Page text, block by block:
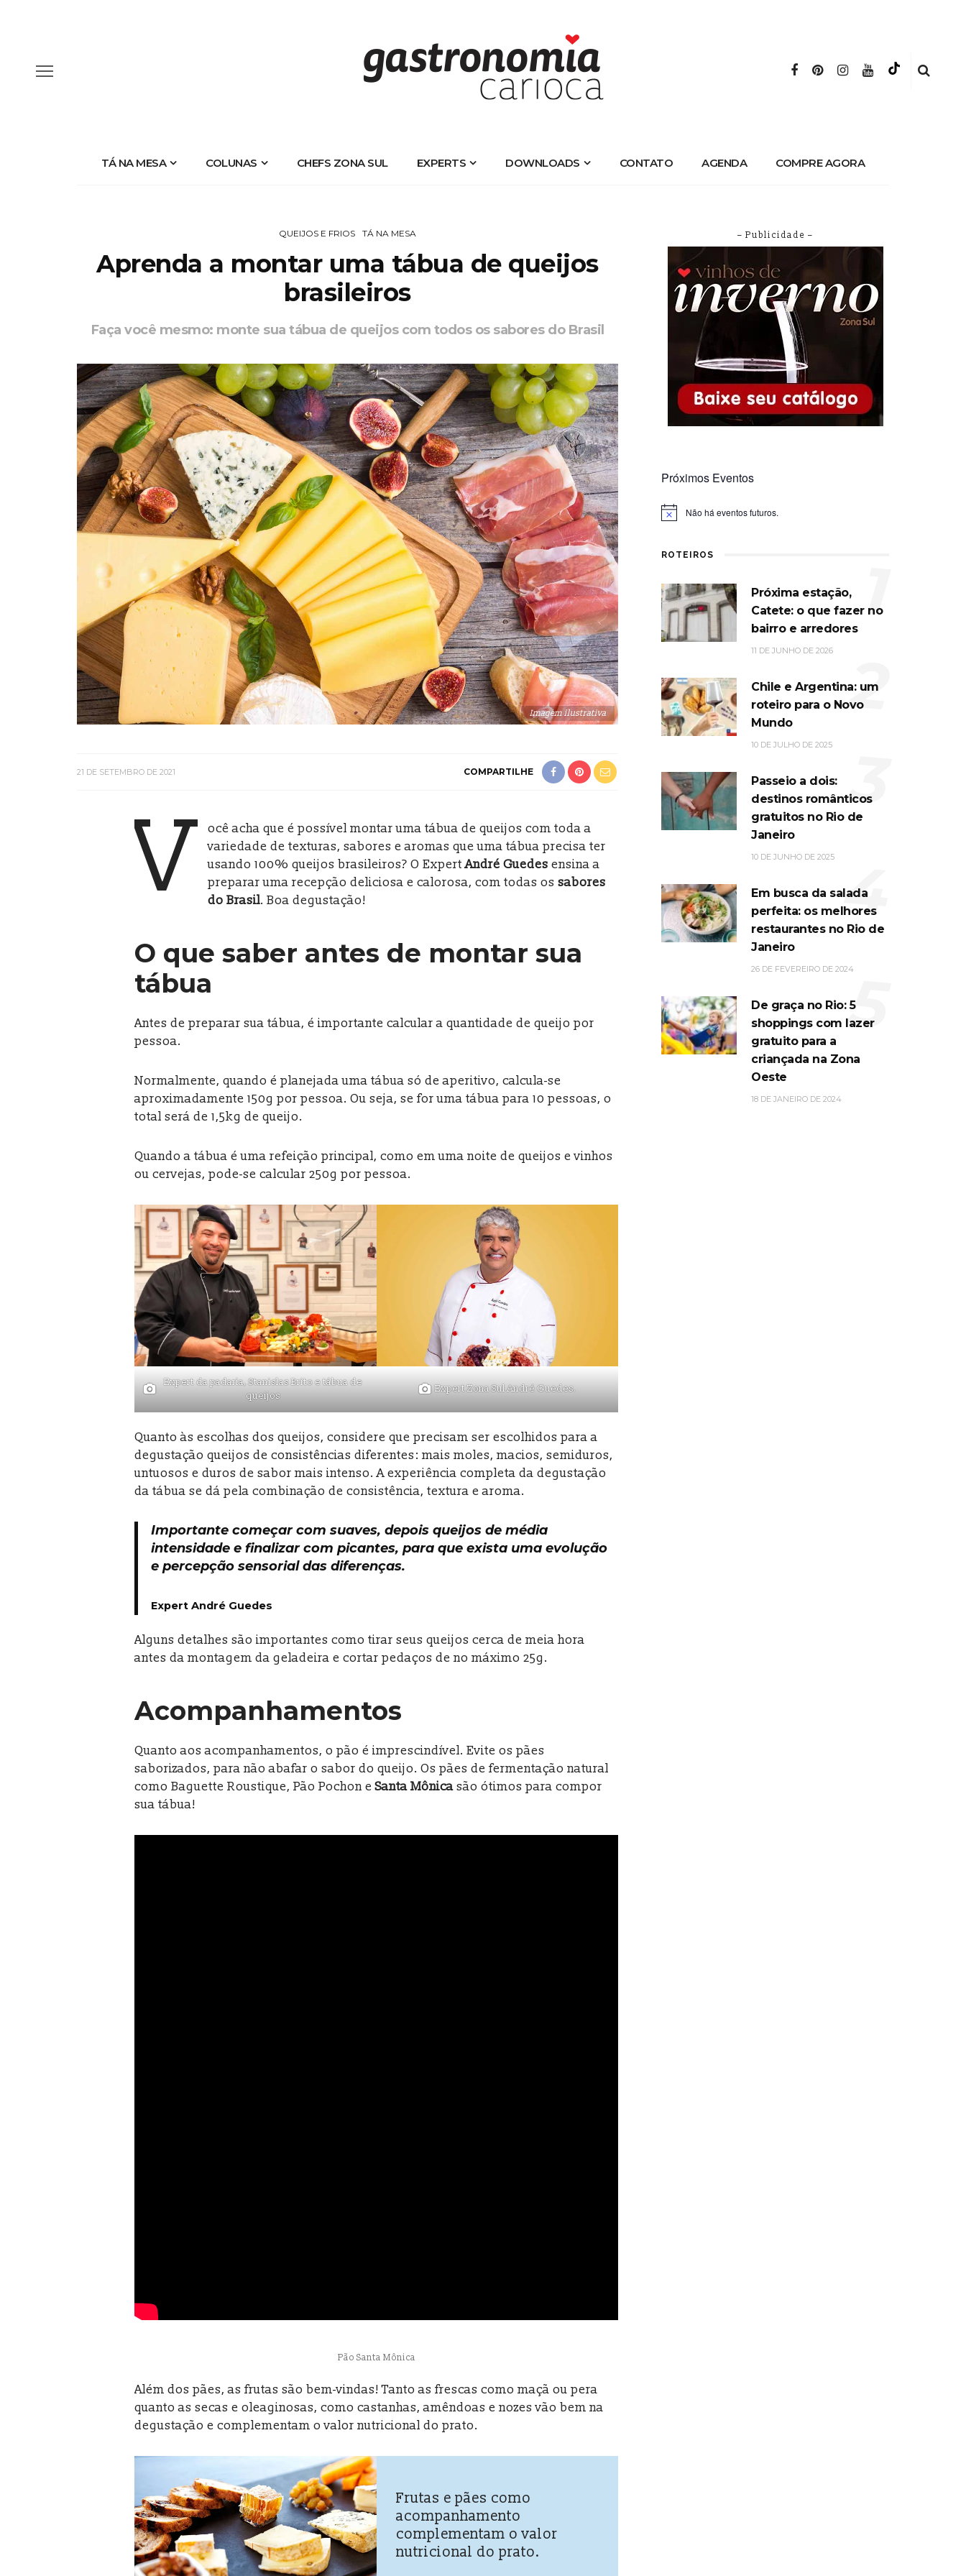
TÁ NA MESA COLUNAS CHEFS ZONA SUL EXPERTS DOWNLOADS CONTATO AGENDA COMPRE AGORA
QUEIJOS E FRIOS TÁ NA MESA
Aprenda a montar uma tábua de queijos
brasileiros
Faça você mesmo: monte sua tábua de queijos com todos os sabores do Brasil
Imagem ilustrativa
21 DE SETEMBRO DE 2021 COMPARTILHE
V
ocê acha que é possível montar uma tábua de queijos com toda a
variedade de texturas, sabores e aromas que uma tábua precisa ter
usando 100% queijos brasileiros? O ExpertAndré Guedes ensina a
preparar uma recepção deliciosa e calorosa, com todas ossabores
do Brasil. Boa degustação!
O que saber antes de montar sua
tábua
Antes de preparar sua tábua, é importante calcular a quantidade de queijo por
pessoa.
Normalmente, quando é planejada uma tábua só de aperitivo, calcula-se
aproximadamente 150g por pessoa. Ou seja, se for uma tábua para 10 pessoas, o
total será de 1,5kg de queijo.
Quando a tábua é uma refeição principal, como em uma noite de queijos e vinhos
ou cervejas, pode-se calcular 250g por pessoa.
Expert da padaria, Stanislas Brito e tábua de
queijos
Expert Zona Sul André Guedes.
Quanto às escolhas dos queijos, considere que precisam ser escolhidos para a
degustação queijos de consistências diferentes: mais moles, macios, semiduros,
untuosos e duros de sabor mais intenso. A experiência completa da degustação
da tábua se dá pela combinação de consistência, textura e aroma.
Importante começar com suaves, depois queijos de média
intensidade e finalizar com picantes, para que exista uma evolução
e percepção sensorial das diferenças.
Expert André Guedes
Alguns detalhes são importantes como tirar seus queijos cerca de meia hora
antes da montagem da geladeira e cortar pedaços de no máximo 25g.
Acompanhamentos
Quanto aos acompanhamentos, o pão é imprescindível. Evite os pães
saborizados, para não abafar o sabor do queijo. Os pães de fermentação natural
como Baguette Roustique, Pão Pochon eSanta Mônicasão ótimos para compor
sua tábua!
Pão Santa Mônica
Além dos pães, as frutas são bem-vindas! Tanto as frescas como maçã ou pera
quanto as secas e oleaginosas, como castanhas, amêndoas e nozes vão bem na
degustação e complementam o valor nutricional do prato.
Frutas e pães como
acompanhamento
complementam o valor
nutricional do prato.
– Publicidade –
Próximos Eventos
Notice Não há eventos futuros.
ROTEIROS
Próxima estação,
Catete: o que fazer no
bairro e arredores
11 DE JUNHO DE 2026
1
Chile e Argentina: um
roteiro para o Novo
Mundo
10 DE JULHO DE 2025
2
Passeio a dois:
destinos românticos
gratuitos no Rio de
Janeiro
10 DE JUNHO DE 2025
3
Em busca da salada
perfeita: os melhores
restaurantes no Rio de
Janeiro
26 DE FEVEREIRO DE 2024
4
De graça no Rio: 5
shoppings com lazer
gratuito para a
criançada na Zona
Oeste
18 DE JANEIRO DE 2024
5